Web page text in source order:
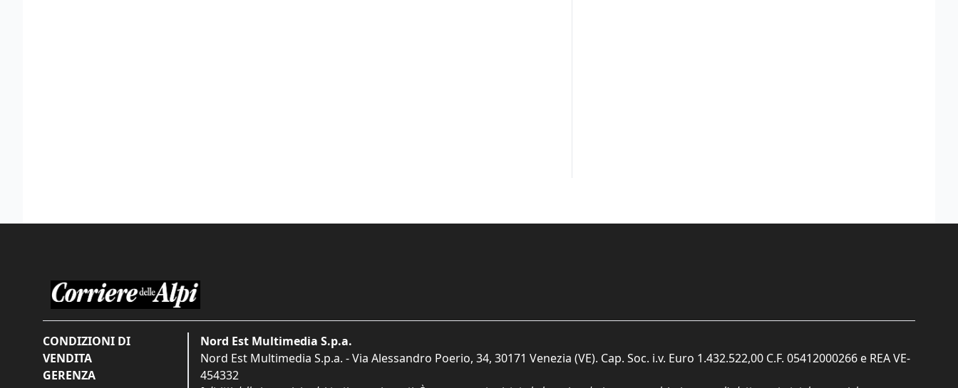
CONDIZIONI DI
VENDITA
GERENZA
Nord Est Multimedia S.p.a.
Nord Est Multimedia S.p.a. - Via Alessandro Poerio, 34, 30171 Venezia (VE). Cap. Soc. i.v. Euro 1.432.522,00 C.F. 05412000266 e REA VE-
454332